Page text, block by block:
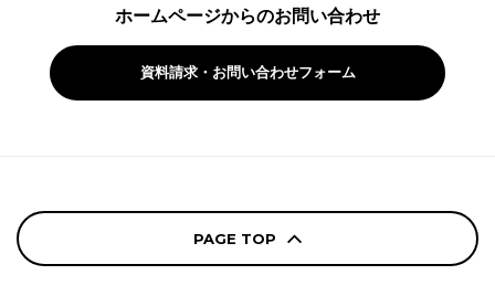
ホームページからのお問い合わせ
資料請求・お問い合わせフォーム
PAGE TOP